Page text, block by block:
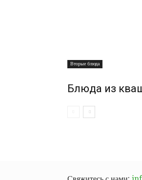
Вторые блюда
Блюда из